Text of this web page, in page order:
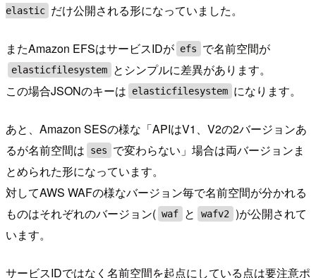
elastic だけ公開される形になっていました。
またAmazon EFSはサービスIDが efs で名前空間が
elasticfilesystem
とシンプルに差異があります。
この場合JSONのキーは
elasticfilesystem になります。
あと、Amazon SESの様な「APIはV1、V2の2バージョンあ
るが名前空間は
ses
で変わらない」場合は両バージョンま
とめられた形になっています。
対してAWS WAFの様なバージョン毎で名前空間が分かれる
ものはそれぞれのバージョン( waf と wafv2
)が公開されて
います。
サービスIDではなく名前空間を起点にしている点は要注意ポ